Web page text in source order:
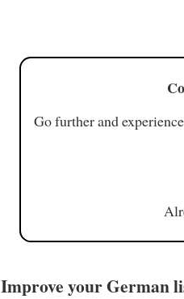
Go further and
Improve your German